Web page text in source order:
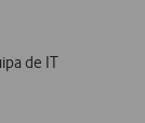
de IT